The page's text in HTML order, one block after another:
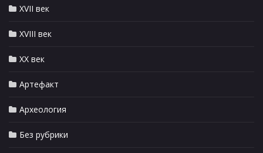
XVII век
XVIII век
XX век
Артефакт
Археология
Без рубрики